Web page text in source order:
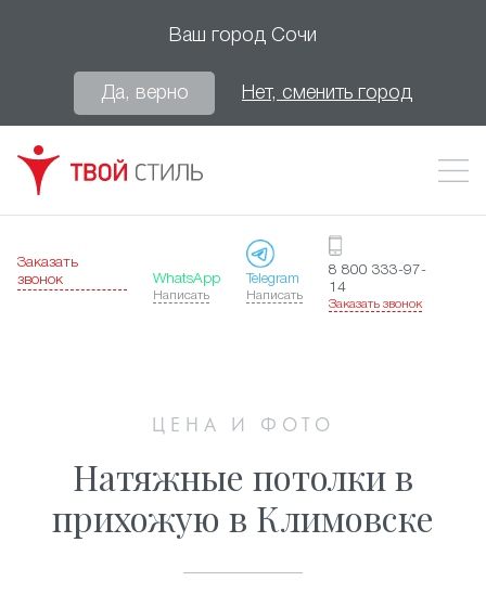
Ваш город Сочи
Да, верно Нет, сменить город
Заказать
звонок
WhatsApp
Написать
Telegram
Написать
8 800 333-97-
14
Заказать звонок
ЦЕНА И ФОТО
Натяжные потолки в
прихожую в Климовске